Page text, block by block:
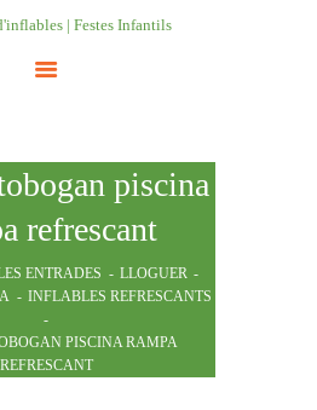
piscina
refrescant
ENTRADES
LLOGUER
INFLABLES REFRESCANTS
PISCINA RAMPA
REFRESCANT